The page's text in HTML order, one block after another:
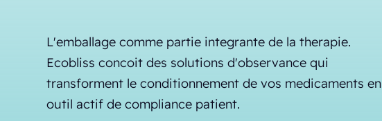
L'emballage comme partie integrante de la therapie.
Ecobliss concoit des solutions d'observance qui
transforment le conditionnement de vos medicaments en
outil actif de compliance patient.